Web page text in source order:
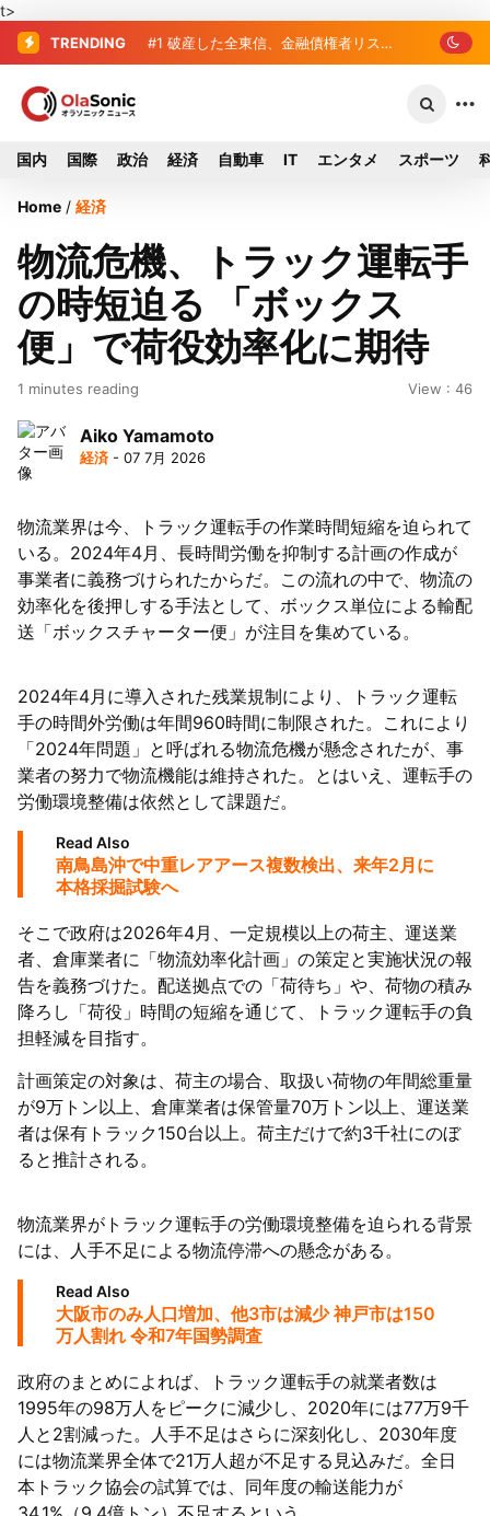
t>
TRENDING #1 破産した全東信、金融債権者リスト
国内 国際 政治 経済 自動車 IT エンタメ スポーツ
Home / 経済
物流危機、トラック運転手
の時短迫る 「ボックス
便」で荷役効率化に期待
1 minutes reading View : 46
Aiko Yamamoto
経済 - 07 7月 2026
物流業界は今、トラック運転手の作業時間短縮を迫られて
いる。2024年4月、長時間労働を抑制する計画の作成が
事業者に義務づけられたからだ。この流れの中で、物流の
効率化を後押しする手法として、ボックス単位による輸配
送「ボックスチャーター便」が注目を集めている。
2024年4月に導入された残業規制により、トラック運転
手の時間外労働は年間960時間に制限された。これにより
「2024年問題」と呼ばれる物流危機が懸念されたが、事
業者の努力で物流機能は維持された。とはいえ、運転手の
労働環境整備は依然として課題だ。
Read Also
南鳥島沖で中重レアアース複数検出、来年2月に
本格採掘試験へ
そこで政府は2026年4月、一定規模以上の荷主、運送業
者、倉庫業者に「物流効率化計画」の策定と実施状況の報
告を義務づけた。配送拠点での「荷待ち」や、荷物の積み
降ろし「荷役」時間の短縮を通じて、トラック運転手の負
担軽減を目指す。
計画策定の対象は、荷主の場合、取扱い荷物の年間総重量
が9万トン以上、倉庫業者は保管量70万トン以上、運送業
者は保有トラック150台以上。荷主だけで約3千社にのぼ
ると推計される。
物流業界がトラック運転手の労働環境整備を迫られる背景
には、人手不足による物流停滞への懸念がある。
Read Also
大阪市のみ人口増加、他3市は減少 神戸市は150
万人割れ 令和7年国勢調査
政府のまとめによれば、トラック運転手の就業者数は
1995年の98万人をピークに減少し、2020年には77万9千
人と2割減った。人手不足はさらに深刻化し、2030年度
には物流業界全体で21万人超が不足する見込みだ。全日
本トラック協会の試算では、同年度の輸送能力が